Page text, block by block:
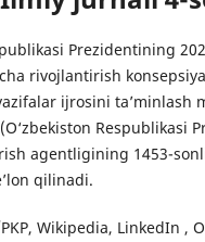
Prezidentining
rivojlantirish
ijrosini ta’minlash
agentligining 1453-
qilinadi.
Wikipedia, LinkedIn ,